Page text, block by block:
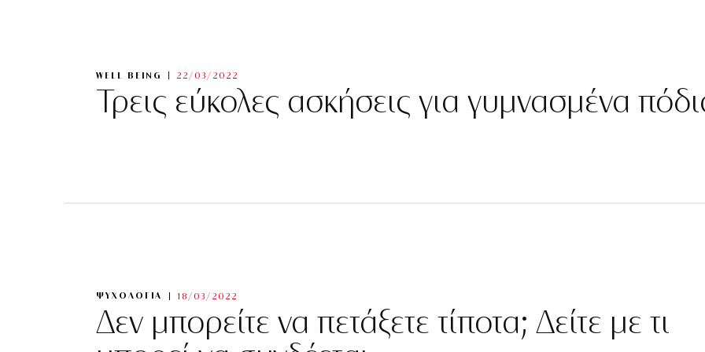
WELL BEING 22/03/2022
Τρεις εύκολες ασκήσεις για γυμνασμένα
ΨΥΧΟΛΟΓΙΑ 18/03/2022
Δεν μπορείτε να πετάξετε τίποτα; Δείτε με τι